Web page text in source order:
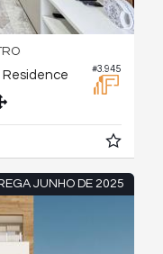
#3.945
JUNHO DE 2025